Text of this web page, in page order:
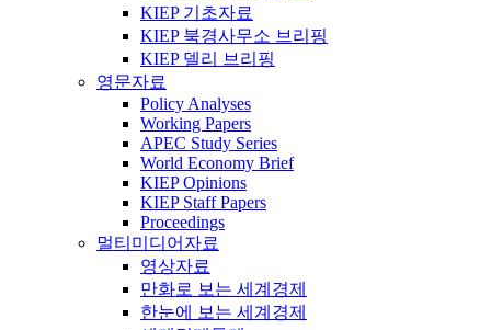
KIEP 기초자료
KIEP 북경사무소 브리핑
KIEP 델리 브리핑
영문자료
Policy Analyses
Working Papers
APEC Study Series
World Economy Brief
KIEP Opinions
KIEP Staff Papers
Proceedings
멀티미디어자료
영상자료
만화로 보는 세계경제
한눈에 보는 세계경제